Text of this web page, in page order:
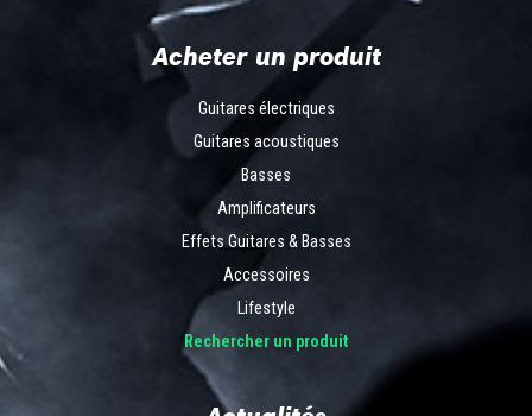
Acheter un produit
Guitares électriques
Guitares acoustiques
Basses
Amplificateurs
Effets Guitares & Basses
Accessoires
Lifestyle
Rechercher un produit